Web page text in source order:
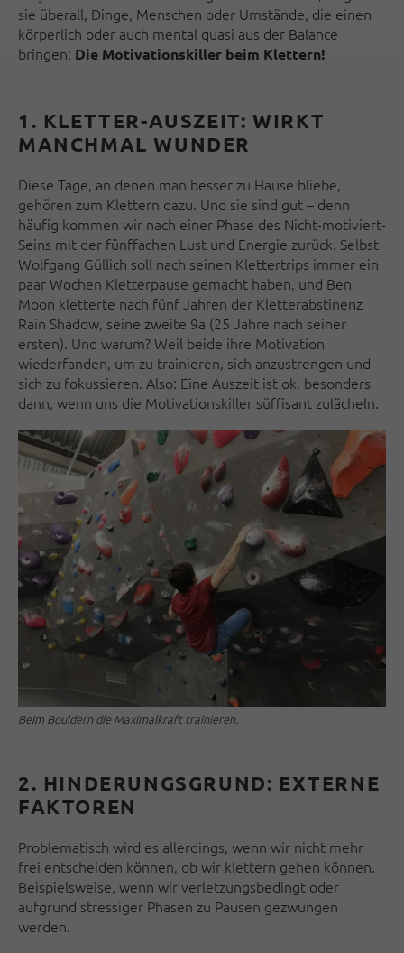
sie überall, Dinge, Menschen oder Umstände, die einen
körperlich oder auch mental quasi aus der Balance
bringen: Die Motivationskiller beim Klettern!
1. KLETTER-AUSZEIT: WIRKT
MANCHMAL WUNDER
Diese Tage, an denen man besser zu Hause bliebe,
gehören zum Klettern dazu. Und sie sind gut – denn
häufig kommen wir nach einer Phase des Nicht-motiviert-
Seins mit der fünffachen Lust und Energie zurück. Selbst
Wolfgang Güllich soll nach seinen Klettertrips immer ein
paar Wochen Kletterpause gemacht haben, und Ben
Moon kletterte nach fünf Jahren der Kletterabstinenz
Rain Shadow, seine zweite 9a (25 Jahre nach seiner
ersten). Und warum? Weil beide ihre Motivation
wiederfanden, um zu trainieren, sich anzustrengen und
sich zu fokussieren. Also: Eine Auszeit ist ok, besonders
dann, wenn uns die Motivationskiller süffisant zulächeln.
Beim Bouldern die Maximalkraft trainieren.
2. HINDERUNGSGRUND: EXTERNE
FAKTOREN
Problematisch wird es allerdings, wenn wir nicht mehr
frei entscheiden können, ob wir klettern gehen können.
Beispielsweise, wenn wir verletzungsbedingt oder
aufgrund stressiger Phasen zu Pausen gezwungen
werden.